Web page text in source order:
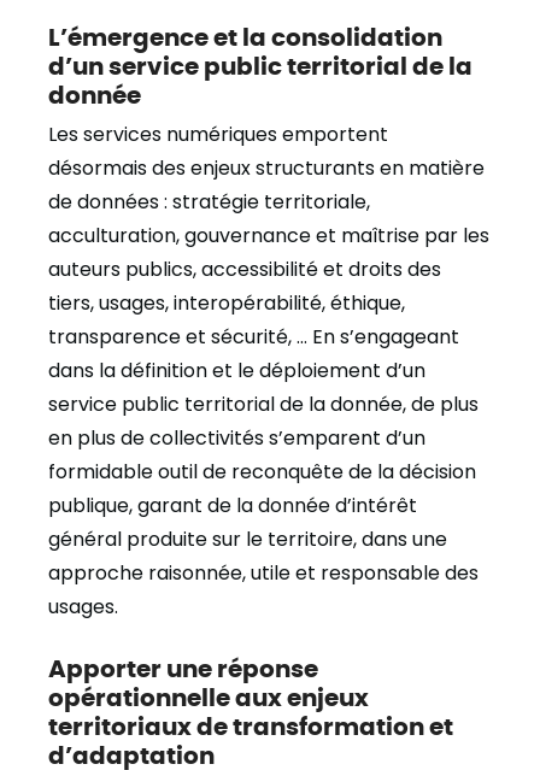
L’émergence et la consolidation
d’un service public territorial de la
donnée
Les services numériques emportent
désormais des enjeux structurants en matière
de données : stratégie territoriale,
acculturation, gouvernance et maîtrise par les
auteurs publics, accessibilité et droits des
tiers, usages, interopérabilité, éthique,
transparence et sécurité, … En s’engageant
dans la définition et le déploiement d’un
service public territorial de la donnée, de plus
en plus de collectivités s’emparent d’un
formidable outil de reconquête de la décision
publique, garant de la donnée d’intérêt
général produite sur le territoire, dans une
approche raisonnée, utile et responsable des
usages.
Apporter une réponse
opérationnelle aux enjeux
territoriaux de transformation et
d’adaptation